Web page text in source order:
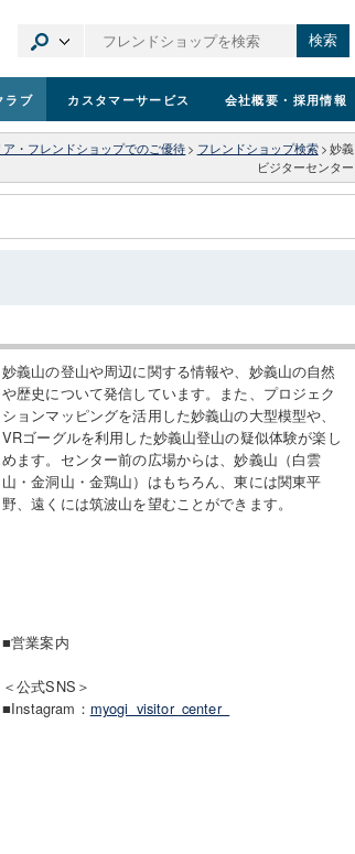
検索
ラブ カスタマーサービス 会社概要 ・採用情報
ア・フレンドショップでのご優待> フレンドショップ検索 > 妙義
ビジターセンター
妙義山の登山や周辺に関する情報や、妙義山の自然
や歴史について発信しています。また、プロジェク
ションマッピングを活用した妙義山の大型模型や、
VRゴーグルを利用した妙義山登山の疑似体験が楽し
めます。センター前の広場からは、妙義山（白雲
山・金洞山・金鶏山）はもちろん、東には関東平
野、遠くには筑波山を望むことができます。
■営業案内
＜公式SNS＞
■Instagram： myogi_visitor_center_